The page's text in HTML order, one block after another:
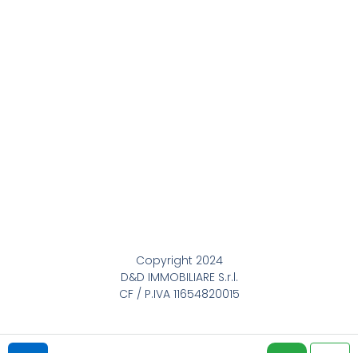
Copyright 2024
D&D IMMOBILIARE S.r.l.
CF / P.IVA 11654820015